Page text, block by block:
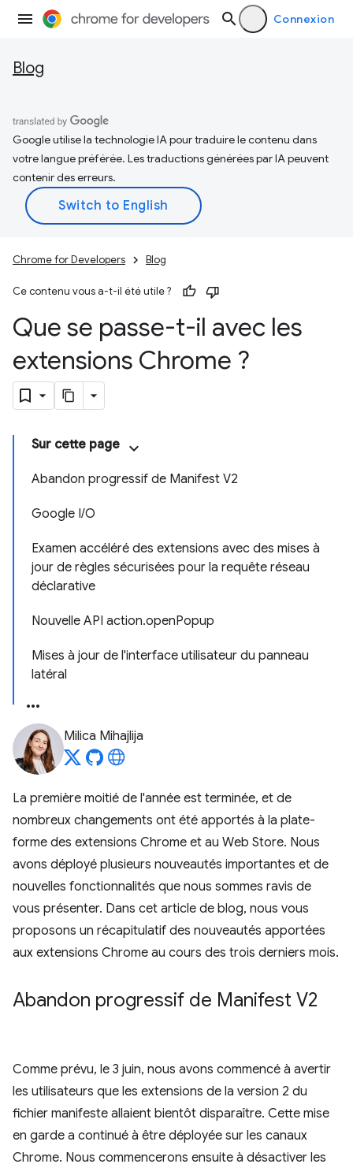
Connexion
Blog
Google utilise la technologie IA pour traduire le contenu dans
votre langue préférée. Les traductions générées par IA peuvent
contenir des erreurs.
Chrome for Developers Blog
Ce contenu vous a-t-il été utile ?
Que se passe-t-il avec les
extensions Chrome ?
Sur cette page
Abandon progressif de Manifest V2
Google I/O
Examen accéléré des extensions avec des mises à
jour de règles sécurisées pour la requête réseau
déclarative
Nouvelle API action.openPopup
Mises à jour de l'interface utilisateur du panneau
latéral
Milica Mihajlija
La première moitié de l'année est terminée, et de
nombreux changements ont été apportés à la plate-
forme des extensions Chrome et au Web Store. Nous
avons déployé plusieurs nouveautés importantes et de
nouvelles fonctionnalités que nous sommes ravis de
vous présenter. Dans cet article de blog, nous vous
proposons un récapitulatif des nouveautés apportées
aux extensions Chrome au cours des trois derniers mois.
Abandon progressif de Manifest V2
Comme prévu, le 3 juin, nous avons commencé à avertir
les utilisateurs que les extensions de la version 2 du
fichier manifeste allaient bientôt disparaître. Cette mise
en garde a continué à être déployée sur les canaux
Chrome. Nous commencerons ensuite à désactiver les